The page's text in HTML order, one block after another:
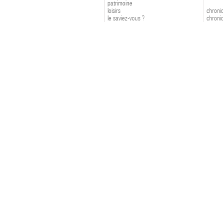
patrimoine
loisirs
le saviez-vous ?